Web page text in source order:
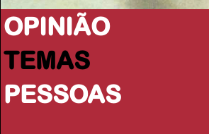
OPINIÃO
TEMAS
PESSOAS